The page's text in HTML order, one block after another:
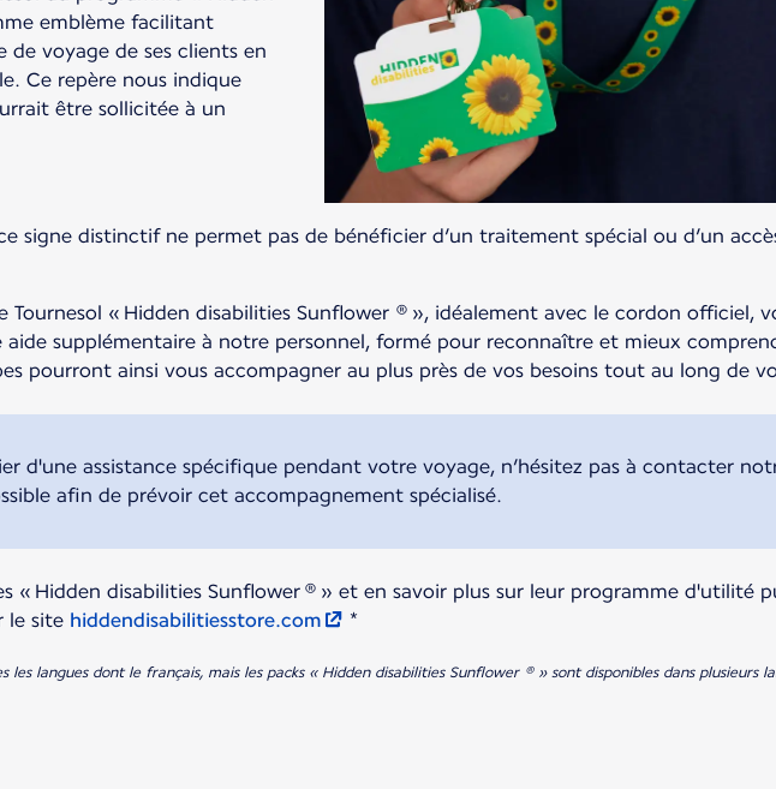
emblème facilitant
voyage de ses clients en
Ce repère nous indique
être sollicitée à un
signe distinctif ne permet pas de bénéficier d’un traitement spécial ou d’un
Tournesol « Hidden disabilities Sunflower ® », idéalement avec le cordon officiel,
supplémentaire à notre personnel, formé pour reconnaître et mieux
pourront ainsi vous accompagner au plus près de vos besoins tout au long de
d'une assistance spécifique pendant votre voyage, n’hésitez pas à contacter
afin de prévoir cet accompagnement spécialisé.
« Hidden disabilities Sunflower ® » et en savoir plus sur leur programme d'utilité
le site hiddendisabilitiesstore.com *
les langues dont le français, mais les packs « Hidden disabilities Sunflower ® » sont disponibles dans plusieurs